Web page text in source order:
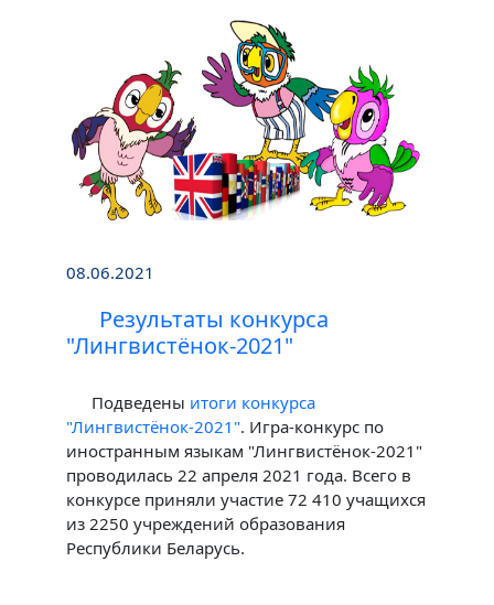
08.06.2021
Результаты конкурса
"Лингвистёнок-2021"
Подведены итоги конкурса
"Лингвистёнок-2021". Игра-конкурс по
иностранным языкам "Лингвистёнок-2021"
проводилась 22 апреля 2021 года. Всего в
конкурсе приняли участие 72 410 учащихся
из 2250 учреждений образования
Республики Беларусь.